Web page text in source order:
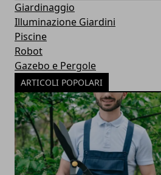
Giardinaggio
Illuminazione Giardini
Piscine
Robot
Gazebo e Pergole
ARTICOLI POPOLARI